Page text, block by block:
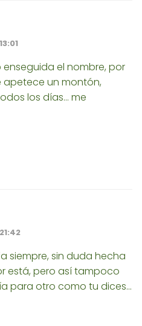
el nombre, por
un montón,
los días... me
siempre, sin duda hecha
está, pero así tampoco
para otro como tu dices...